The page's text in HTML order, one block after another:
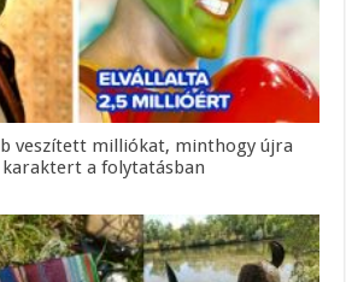
veszített milliókat, minthogy újra
karaktert a folytatásban